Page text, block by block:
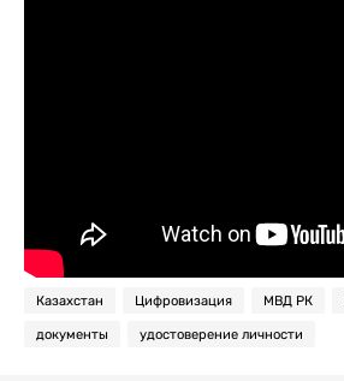
Казахстан Цифровизация МВД РК
документы удостоверение личности